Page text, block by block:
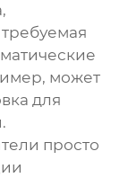
может
для
просто